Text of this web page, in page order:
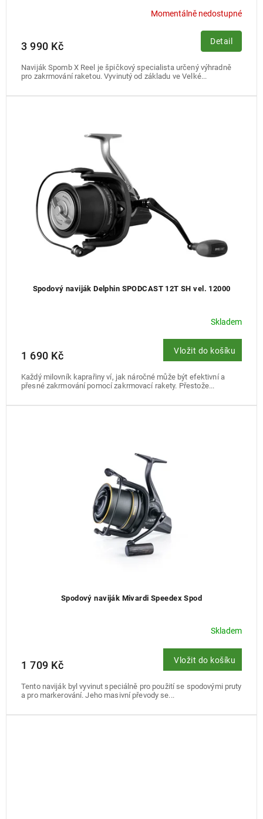
Momentálně nedostupné
3 990 Kč Detail
Naviják Spomb X Reel je špičkový specialista určený výhradně
pro zakrmování raketou. Vyvinutý od základu ve Velké...
Spodový naviják Delphin SPODCAST 12T SH vel. 12000
Skladem
1 690 Kč Vložit do košíku
Každý milovník kaprařiny ví, jak náročné může být efektivní a
přesné zakrmování pomocí zakrmovací rakety. Přestože...
Spodový naviják Mivardi Speedex Spod
Skladem
1 709 Kč Vložit do košíku
Tento naviják byl vyvinut speciálně pro použití se spodovými pruty
a pro markerování. Jeho masivní převody se...